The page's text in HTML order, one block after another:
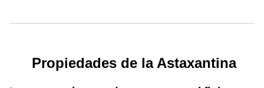
Propiedades de la Astaxantina